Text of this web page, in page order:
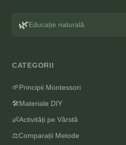
🌿Educație naturală
CATEGORII
🌱Principii Montessori
🛠️Materiale DIY
👶Activități pe Vârstă
⚖️Comparații Metode